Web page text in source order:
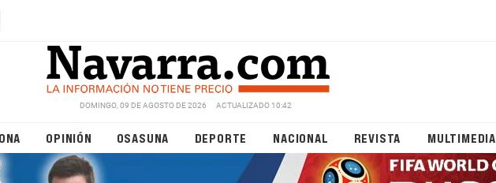
DOMINGO, 09 DE AGOSTO DE 2026 ACTUALIZADO 10:42
OPINIÓN OSASUNA DEPORTE NACIONAL REVISTA MULTIMEDIA